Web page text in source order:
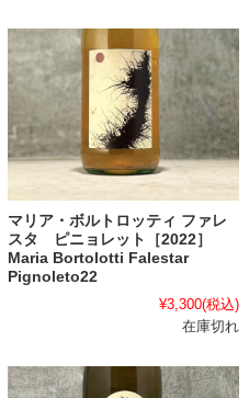
マリア・ボルトロッティ ファレ
スタ ピニョレット［2022］
Maria Bortolotti Falestar
Pignoleto22
¥3,300(税込)
在庫切れ